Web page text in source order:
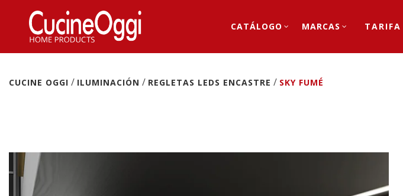
CATÁLOGO MARCAS TARIFA
CUCINE OGGI / ILUMINACIÓN / REGLETAS LEDS ENCASTRE / SKY FUMÉ